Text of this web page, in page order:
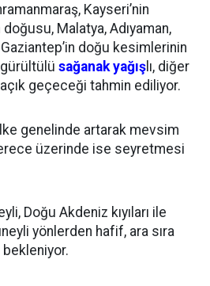
Kayseri’nin
Malatya, Adıyaman,
doğu kesimlerinin
sağanak yağış lı, diğer
geçeceği tahmin ediliyor.
genelinde artarak mevsim
üzerinde ise seyretmesi
Doğu Akdeniz kıyıları ile
yönlerden hafif, ara sıra